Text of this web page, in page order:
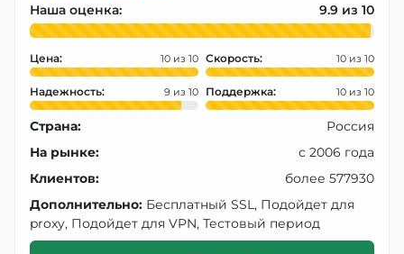
Наша оценка: 9.9
Цена: 10 Скорость: 10
Надежность: 9 Поддержка: 10
Страна:
Россия
На рынке:
с 2006 года
Клиентов:
более 577930
Дополнительно: Бесплатный SSL, Подойдет для
proxy, Подойдет для VPN, Тестовый период